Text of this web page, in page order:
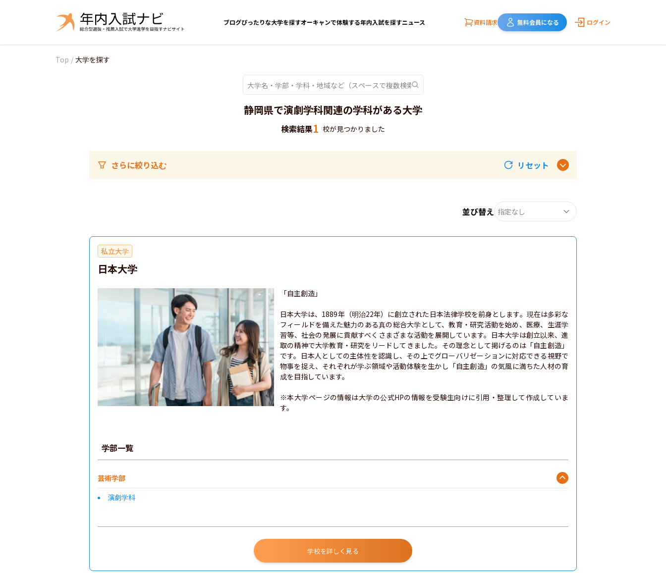
ブログぴったりな大学を探すオーキャンで体験する年内入試を探すニュース 資料請求 無料会員になる ログイン
Top / 大学を探す
静岡県で演劇学科関連の学科がある大学
検索結果1 校が見つかりました
さらに絞り込む リセット
並び替え 指定なし
私立大学
日本大学
「自主創造」
日本大学は、1889年（明治22年）に創立された日本法律学校を前身とします。現在は多彩な
フィールドを備えた魅力のある真の総合大学として、教育・研究活動を始め、医療、生涯学
習等、社会の発展に貢献すべくさまざまな活動を展開しています。日本大学は創立以来、進
取の精神で大学教育・研究をリードしてきました。その理念として掲げるのは「自主創造」
です。日本人としての主体性を認識し、その上でグローバリゼーションに対応できる視野で
物事を捉え、それぞれが学ぶ領域や活動体験を生かし「自主創造」の気風に満ちた人材の育
成を目指しています。
※本大学ページの情報は大学の公式HPの情報を受験生向けに引用・整理して作成していま
す。
学部一覧
芸術学部
演劇学科
学校を詳しく見る